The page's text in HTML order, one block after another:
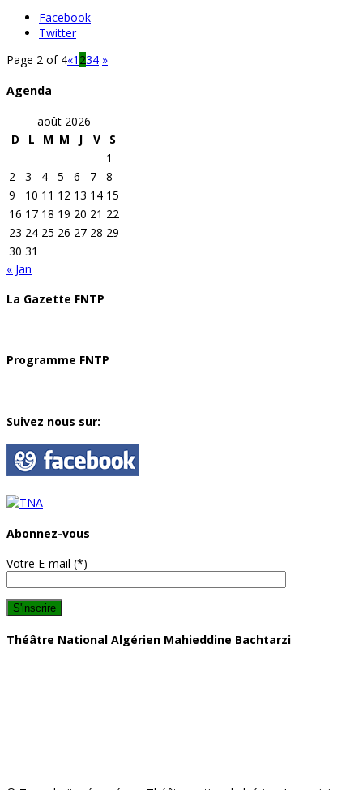
Facebook
Twitter
Page 2 of 4«1 234 »
Agenda
août 2026
D
L M M J V
S
1
2
3 4 5 6 7
8
9
10 11 12 13 14 15
16 17 18 19 20 21 22
23 24 25 26 27 28 29
30 31
« Jan
La Gazette FNTP
Programme FNTP
Suivez nous sur:
Abonnez-vous
Votre E-mail (*)
Théâtre National Algérien Mahieddine Bachtarzi